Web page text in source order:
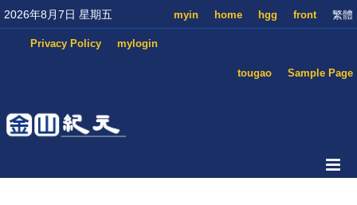
2026年8月7日 星期五 繁體
front
hgg
home
myin
mylogin
Privacy Policy
Sample Page
tougao